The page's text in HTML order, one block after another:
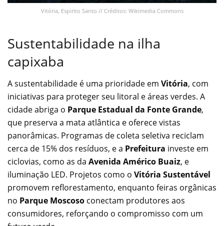
Vitória, Espirito Santo // Créditos: Wikimedia Commons
Sustentabilidade na ilha
capixaba
A sustentabilidade é uma prioridade em Vitória, com
iniciativas para proteger seu litoral e áreas verdes. A
cidade abriga o Parque Estadual da Fonte Grande,
que preserva a mata atlântica e oferece vistas
panorâmicas. Programas de coleta seletiva reciclam
cerca de 15% dos resíduos, e a Prefeitura investe em
ciclovias, como as da Avenida Américo Buaiz, e
iluminação LED. Projetos como o Vitória Sustentável
promovem reflorestamento, enquanto feiras orgânicas
no Parque Moscoso conectam produtores aos
consumidores, reforçando o compromisso com um